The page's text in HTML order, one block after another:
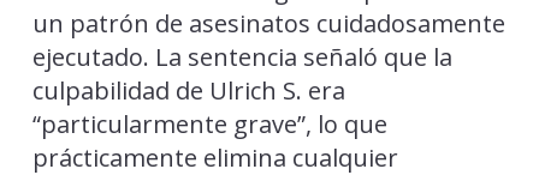
un patrón de asesinatos cuidadosamente
ejecutado. La sentencia señaló que la
culpabilidad de Ulrich S. era
“particularmente grave”, lo que
prácticamente elimina cualquier